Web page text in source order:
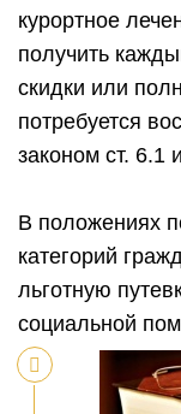
курортное
получить
скидки или
потребуется
законом ст. 6.1
В положениях
категорий
льготную
социальной